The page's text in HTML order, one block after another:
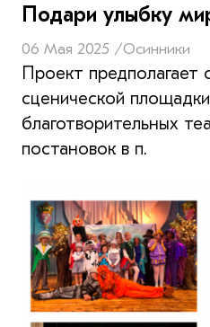
Подари улыбку
06 Мая 2025 /Осинники
Проект предполагает
сценической
благотворительных
постановок в п.